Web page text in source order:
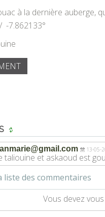
à la dernière auberge,
-7.862133°
13-05-
taliouine et askaoud est
liste des commentaires
Vous devez